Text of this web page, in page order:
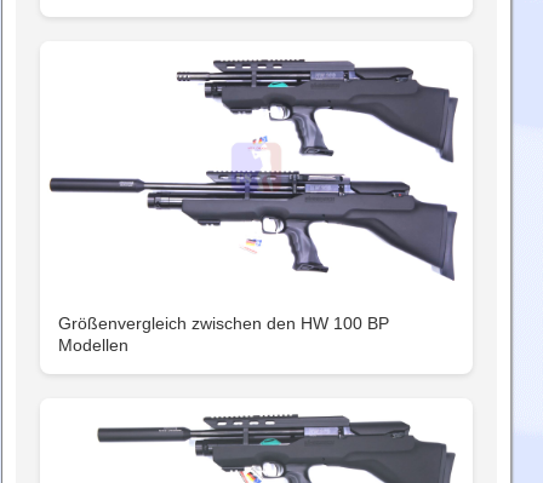
Größenvergleich zwischen den HW 100 BP
Modellen